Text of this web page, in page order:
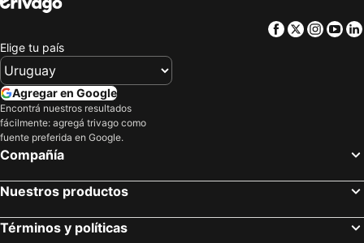
Facebook
Twitter
Elige tu país
Agregar en Google
Encontrá nuestros resultados
fácilmente: agregá trivago como
fuente preferida en Google.
Compañía
Nuestros productos
Términos y políticas